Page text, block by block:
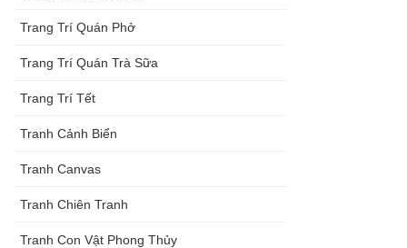
Trang Trí Quán Phở
Trang Trí Quán Trà Sữa
Trang Trí Tết
Tranh Cảnh Biển
Tranh Canvas
Tranh Chiên Tranh
Tranh Con Vật Phong Thủy